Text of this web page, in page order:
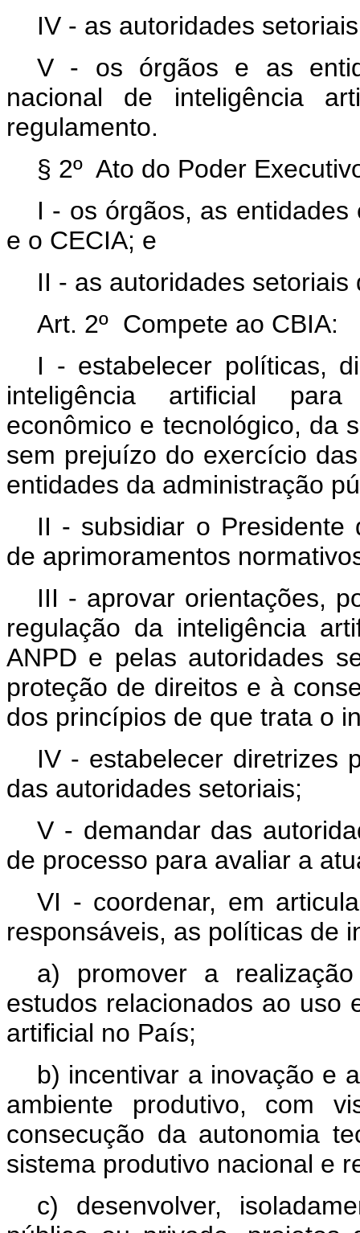
IV - as autoridades
V - os órgãos e as
nacional de inteligência
regulamento.
§ 2º Ato do Poder
I - os órgãos, as
e o CECIA; e
II - as autoridades
Art. 2º Compete ao CBIA:
I - estabelecer políticas,
inteligência artificial
econômico e tecnológico, da
sem prejuízo do exercício
entidades da administração
II - subsidiar o Presidente
de aprimoramentos
III - aprovar orientações,
regulação da inteligência
ANPD e pelas autoridades
proteção de direitos e à
dos princípios de que trata o
IV - estabelecer diretrizes
das autoridades setoriais;
V - demandar das
de processo para avaliar a
VI - coordenar, em
responsáveis, as políticas de
a) promover a
estudos relacionados ao uso
artificial no País;
b) incentivar a inovação e
ambiente produtivo, com
consecução da autonomia
sistema produtivo nacional e
c) desenvolver,